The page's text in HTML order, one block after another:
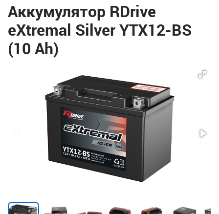
Аккумулятор RDrive
eXtremal Silver YTX12-BS
(10 Ah)